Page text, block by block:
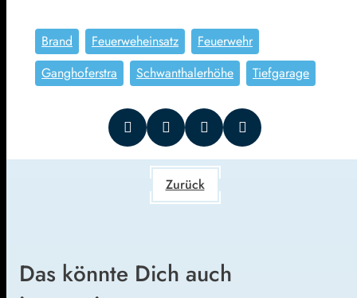
Brand Feuerweheinsatz
Feuerwehr
Ganghoferstra
Schwanthalerhöhe Tiefgarage
Zurück
Das könnte Dich auch